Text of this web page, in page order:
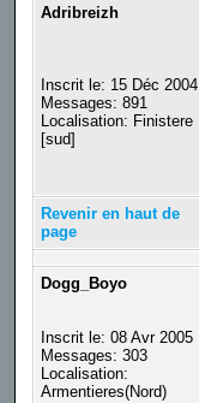
Adribreizh
Inscrit le: 15 Déc 2004
Messages: 891
Localisation: Finistere
[sud]
Revenir en haut de
page
Dogg_Boyo
Inscrit le: 08 Avr 2005
Messages: 303
Localisation:
Armentieres(Nord)